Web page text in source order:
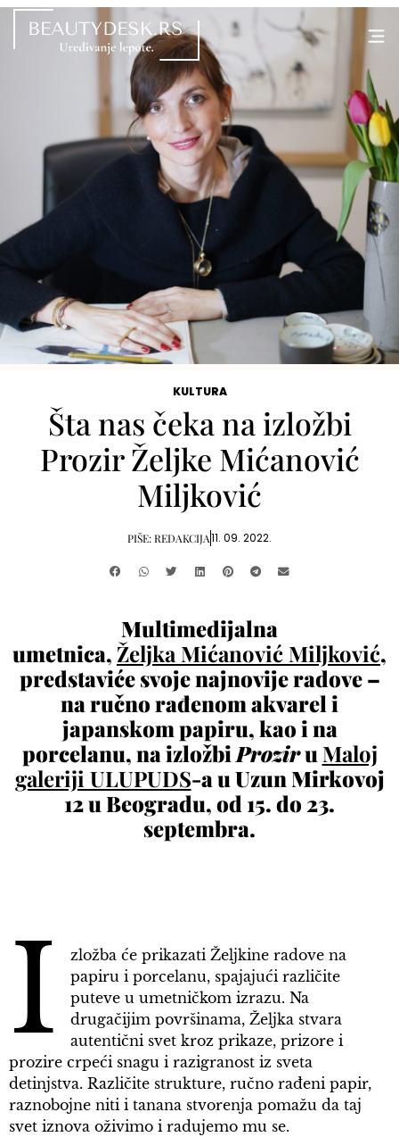
KULTURA
Šta nas čeka na izložbi
Prozir Željke Mićanović
Miljković
PIŠE:REDAKCIJA11. 09. 2022.
Multimedijalna
umetnica, Željka Mićanović Miljković,
predstaviće svoje najnovije radove –
na ručno rađenom akvarel i
japanskom papiru, kao i na
porcelanu, na izložbiProziruMaloj
galeriji ULUPUDS-a u Uzun Mirkovoj
12 u Beogradu, od 15. do 23.
septembra.
I
zložba će prikazati Željkine radove na
papiru i porcelanu, spajajući različite
puteve u umetničkom izrazu. Na
drugačijim površinama, Željka stvara
autentični svet kroz prikaze, prizore i
prozire crpeći snagu i razigranost iz sveta
detinjstva. Različite strukture, ručno rađeni papir,
raznobojne niti i tanana stvorenja pomažu da taj
svet iznova oživimo i radujemo mu se.